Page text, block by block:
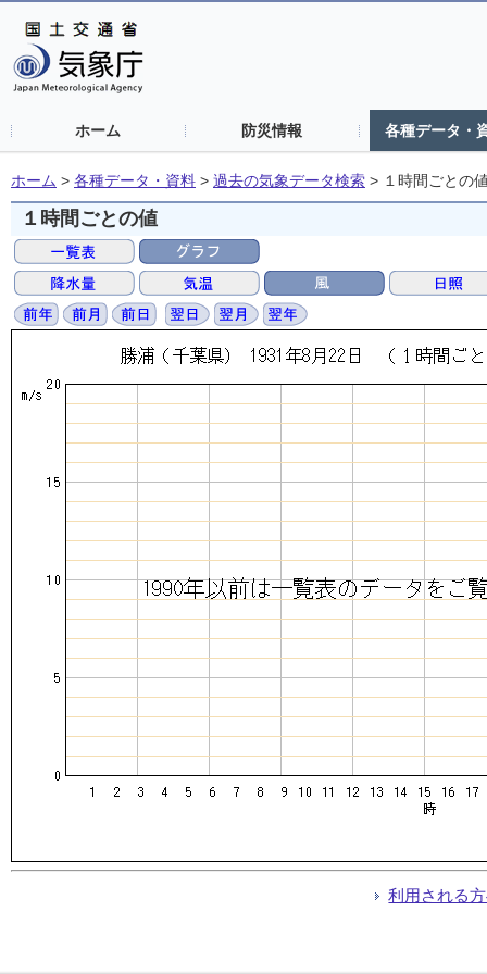
ホーム 防災情報 各種データ・
ホーム > 各種データ・資料 > 過去の気象データ検索 > １時間ごとの
１時間ごとの値
利用される